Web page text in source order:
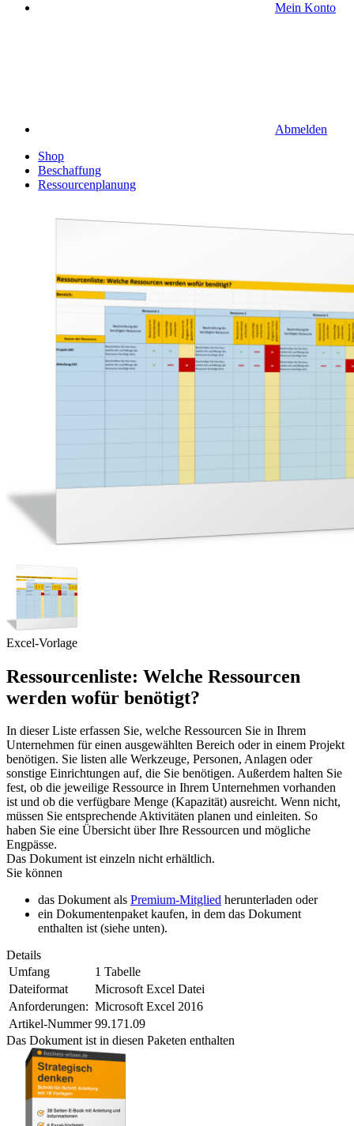
Mein Konto
Abmelden
Shop
Beschaffung
Ressourcenplanung
Excel-Vorlage
Ressourcenliste: Welche Ressourcen
werden wofür benötigt?
In dieser Liste erfassen Sie, welche Ressourcen Sie in Ihrem
Unternehmen für einen ausgewählten Bereich oder in einem Projekt
benötigen. Sie listen alle Werkzeuge, Personen, Anlagen oder
sonstige Einrichtungen auf, die Sie benötigen. Außerdem halten Sie
fest, ob die jeweilige Ressource in Ihrem Unternehmen vorhanden
ist und ob die verfügbare Menge (Kapazität) ausreicht. Wenn nicht,
müssen Sie entsprechende Aktivitäten planen und einleiten. So
haben Sie eine Übersicht über Ihre Ressourcen und mögliche
Engpässe.
Das Dokument ist einzeln nicht erhältlich.
Sie können
das Dokument als Premium-Mitglied herunterladen oder
ein Dokumentenpaket kaufen, in dem das Dokument
enthalten ist (siehe unten).
Details
Umfang
1 Tabelle
Dateiformat
Microsoft Excel Datei
Anforderungen: Microsoft Excel 2016
Artikel-Nummer 99.171.09
Das Dokument ist in diesen Paketen enthalten